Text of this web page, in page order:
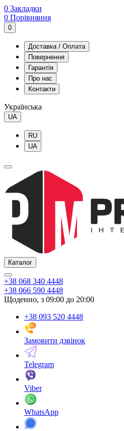
0 Закладки
0 Порівняння
0
Доставка / Оплата
Повернення
Гарантія
Про нас
Контакти
Українська
UA
RU
UA
Каталог
+38 068 340 4448
+38 066 590 4448
Щоденно, з 09:00 до 20:00
+38 093 520 4448
Замовити дзвінок
Telegram
Viber
WhatsApp